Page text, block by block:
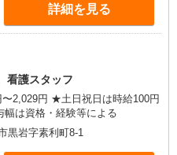
詳細を見る
護スタッフ
日祝日は時給100円
は資格・経験等による
黒岩字素利町8-1